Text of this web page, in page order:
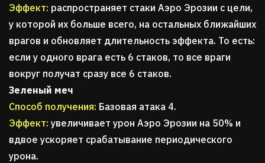
Эффект: распространяет стаки Аэро Эрозии с цели,
у которой их больше всего, на остальных ближайших
врагов и обновляет длительность эффекта. То есть:
если у одного врага есть 6 стаков, то все враги
вокруг получат сразу все 6 стаков.
Зеленый меч
Способ получения: Базовая атака 4.
Эффект: увеличивает урон Аэро Эрозии на 50% и
вдвое ускоряет срабатывание периодического
урона.